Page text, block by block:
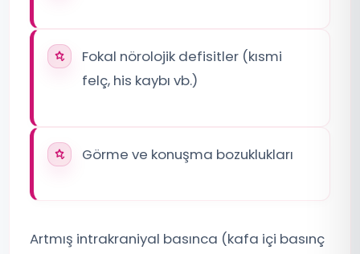
Fokal nörolojik defisitler (kısmi
felç, his kaybı vb.)
Görme ve konuşma bozuklukları
Artmış intrakraniyal basınca (kafa içi basınç